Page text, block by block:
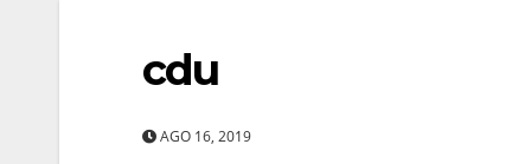
cdu
AGO 16, 2019